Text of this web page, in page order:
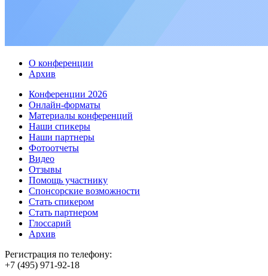
О конференции
Архив
Конференции 2026
Онлайн-форматы
Материалы конференций
Наши спикеры
Наши партнеры
Фотоотчеты
Видео
Отзывы
Помощь участнику
Спонсорские возможности
Стать спикером
Стать партнером
Глоссарий
Архив
Регистрация по телефону:
+7 (495) 971-92-18